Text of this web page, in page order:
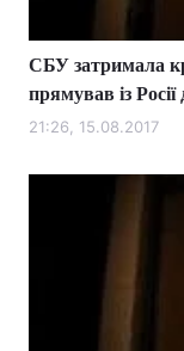
СБУ затримала
прямував із
21:26, 15.08.2017